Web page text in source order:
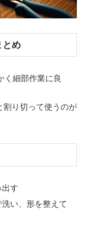
め
く細部作業に良
割り切って使うのが
出す
い、形を整えて